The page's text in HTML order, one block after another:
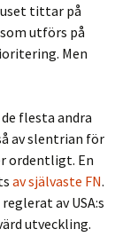
tittar på
utförs på
Men
flesta andra
av slentrian för
ordentligt. En
av självaste FN.
av USA:s
utveckling.